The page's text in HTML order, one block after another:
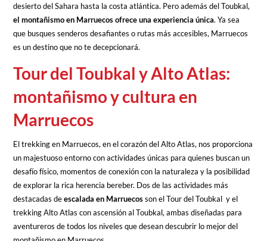
desierto del Sahara hasta la costa atlántica. Pero además del Toubkal,
el montañismo en Marruecos ofrece una experiencia única. Ya sea
que busques senderos desafiantes o rutas más accesibles, Marruecos
es un destino que no te decepcionará.
Tour del Toubkal y Alto Atlas:
montañismo y cultura en
Marruecos
El trekking en Marruecos, en el corazón del Alto Atlas, nos proporciona
un majestuoso entorno con actividades únicas para quienes buscan un
desafío físico, momentos de conexión con la naturaleza y la posibilidad
de explorar la rica herencia bereber. Dos de las actividades más
destacadas deescalada en Marruecosson el Tour del Toubkal y el
trekking Alto Atlas con ascensión al Toubkal, ambas diseñadas para
aventureros de todos los niveles que desean descubrir lo mejor del